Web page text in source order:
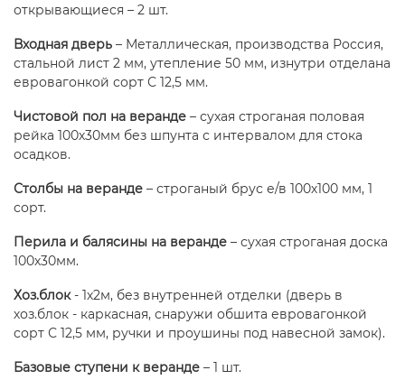
открывающиеся – 2 шт.
Входная дверь – Металлическая, производства Россия,
стальной лист 2 мм, утепление 50 мм, изнутри отделана
евровагонкой сорт С 12,5 мм.
Чистовой пол на веранде – сухая строганая половая
рейка 100х30мм без шпунта с интервалом для стока
осадков.
Столбы на веранде – строганый брус е/в 100х100 мм, 1
сорт.
Перила и балясины на веранде – сухая строганая доска
100х30мм.
Хоз.блок- 1х2м, без внутренней отделки (дверь в
хоз.блок - каркасная, снаружи обшита евровагонкой
сорт С 12,5 мм, ручки и проушины под навесной замок).
Базовые ступени к веранде – 1 шт.